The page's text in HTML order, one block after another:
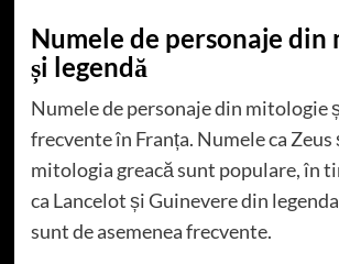
Numele de personaje din
și legendă
Numele de personaje din mitologie
frecvente în Franța. Numele ca
mitologia greacă sunt populare, în
ca Lancelot și Guinevere din
sunt de asemenea frecvente.